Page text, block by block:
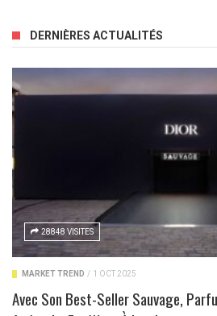
DERNIÈRES ACTUALITÉS
28848 VISITES
MARKET TREND / 1 OCT 2025
Avec Son Best-Seller Sauvage,